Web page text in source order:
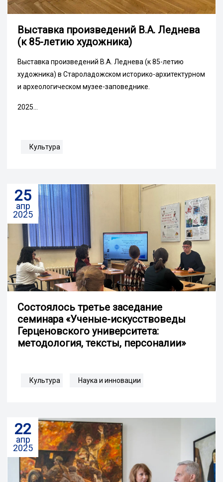
Выставка произведений В.А. Леднева
(к 85-летию художника)
Выставка произведений В.А. Леднева (к 85-летию
художника) в Староладожском историко-архитектурном
и археологическом музее-заповеднике.
2025...
Культура
25
апр
2025
Состоялось третье заседание
семинара «Ученые-искусствоведы
Герценовского университета:
методология, тексты, персоналии»
Культура Наука и инновации
22
апр
2025